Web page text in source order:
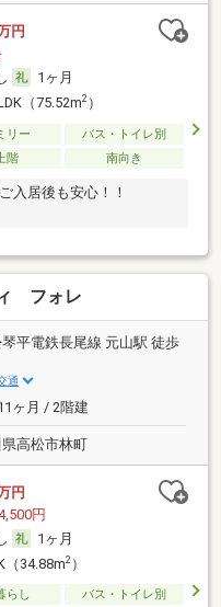
円
1ヶ月
（75.52m2）
リー
バス・トイレ別
階 南向き
入居後も安心！！
フォレ
平電鉄長尾線 元山駅 徒歩
通
ヶ月 / 2階建
高松市林町
円
円
1ヶ月
（34.88m2）
らし
バス・トイレ別